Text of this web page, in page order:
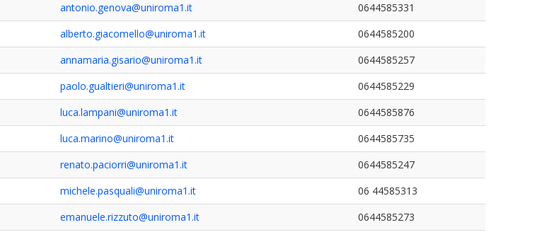
antonio.genova@uniroma1.it
0644585331
alberto.giacomello@uniroma1.it
0644585200
annamaria.gisario@uniroma1.it
0644585257
paolo.gualtieri@uniroma1.it
0644585229
luca.lampani@uniroma1.it
0644585876
luca.marino@uniroma1.it
0644585735
renato.paciorri@uniroma1.it
0644585247
michele.pasquali@uniroma1.it
06 44585313
emanuele.rizzuto@uniroma1.it
0644585273